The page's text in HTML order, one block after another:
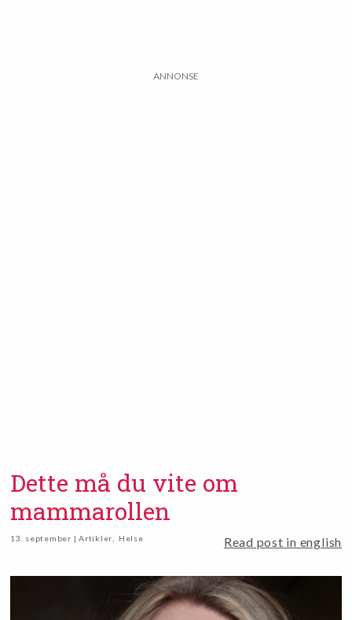
ANNONSE
Dette må du vite om
mammarollen
13. september | Artikler Helse Read post in english